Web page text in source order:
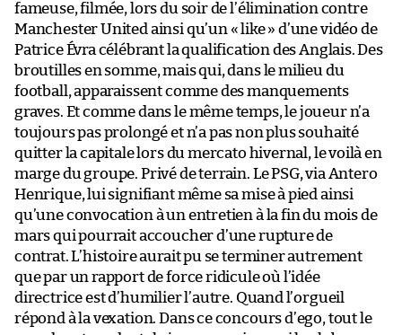
fameuse, filmée, lors du soir de l’élimination contre
Manchester United ainsi qu’un « like » d’une vidéo de
Patrice Évra célébrant la qualification des Anglais. Des
broutilles en somme, mais qui, dans le milieu du
football, apparaissent comme des manquements
graves. Et comme dans le même temps, le joueur n’a
toujours pas prolongé et n’a pas non plus souhaité
quitter la capitale lors du mercato hivernal, le voilà en
marge du groupe. Privé de terrain. Le PSG, via Antero
Henrique, lui signifiant même sa mise à pied ainsi
qu’une convocation à un entretien à la fin du mois de
mars qui pourrait accoucher d’une rupture de
contrat. L’histoire aurait pu se terminer autrement
que par un rapport de force ridicule où l’idée
directrice est d’humilier l’autre. Quand l’orgueil
répond à la vexation. Dans ce concours d’ego, tout le